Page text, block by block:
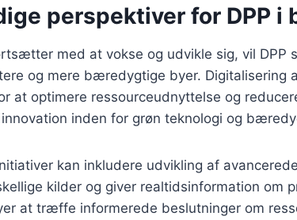
perspektiver for DPP i
med at vokse og udvikle sig, vil DPP
og mere bæredygtige byer. Digitalisering
at optimere ressourceudnyttelse og
inden for grøn teknologi og
kan inkludere udvikling af
kilder og giver realtidsinformation om
at træffe informerede beslutninger om